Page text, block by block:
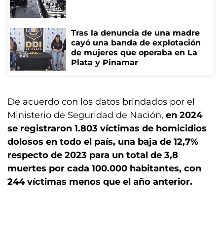
Tras la denuncia de una madre
cayó una banda de explotación
de mujeres que operaba en La
Plata y Pinamar
De acuerdo con los datos brindados por el
Ministerio de Seguridad de Nación, en 2024
se registraron 1.803 víctimas de homicidios
dolosos en todo el país, una baja de 12,7%
respecto de 2023 para un total de 3,8
muertes por cada 100.000 habitantes, con
244 víctimas menos que el año anterior.